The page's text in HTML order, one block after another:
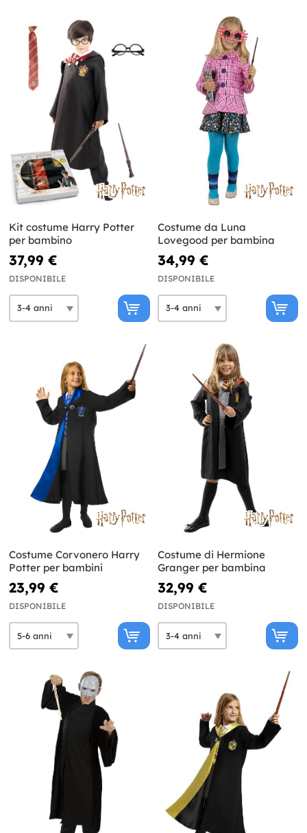
Kit costume Harry Potter
per bambino
37,99 €
DISPONIBILE
Costume da Luna
Lovegood per bambina
34,99 €
DISPONIBILE
Costume Corvonero Harry
Potter per bambini
23,99 €
DISPONIBILE
Costume di Hermione
Granger per bambina
32,99 €
DISPONIBILE